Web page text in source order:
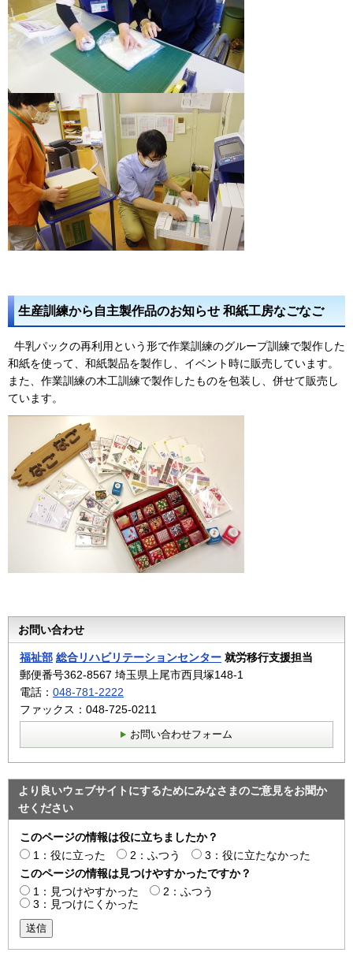
生産訓練から自主製作品のお知らせ 和紙工房なごなご
牛乳パックの再利用という形で作業訓練のグループ訓練で製作した
和紙を使って、和紙製品を製作し、イベント時に販売しています。
また、作業訓練の木工訓練で製作したものを包装し、併せて販売し
ています。
お問い合わせ
福祉部 総合リハビリテーションセンター 就労移行支援担当
郵便番号362-8567 埼玉県上尾市西貝塚148-1
電話： 048-781-2222
ファックス：048-725-0211
お問い合わせフォーム
より良いウェブサイトにするためにみなさまのご意見をお聞か
せください
このページの情報は役に立ちましたか？
1：役に立った
2：ふつう
3：役に立たなかった
このページの情報は見つけやすかったですか？
1：見つけやすかった
2：ふつう
3：見つけにくかった
送信